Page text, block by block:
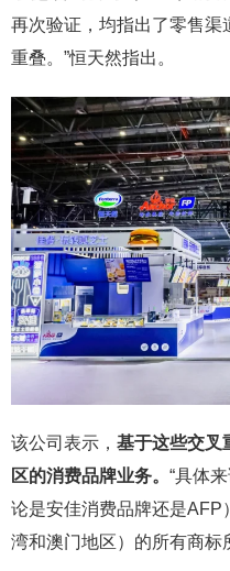
再次验证，均指出了零售渠
重叠。”恒天然指出。
该公司表示， 基于这些交叉
区的消费品牌业务。 “具体
论是安佳消费品牌还是AFP
湾和澳门地区）的所有商标